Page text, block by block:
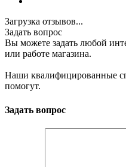
Загрузка отзывов...
Задать вопрос
Вы можете задать любой
или работе магазина.
Наши квалифицированные
помогут.
Задать вопрос